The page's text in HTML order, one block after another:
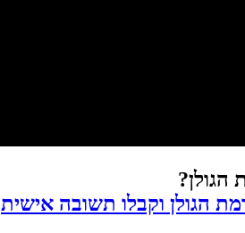
הגולן?
הגולן וקבלו תשובה אישית